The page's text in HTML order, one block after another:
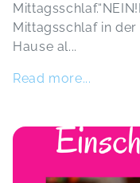
Mittagsschlaf in
Hause al...
Read more...